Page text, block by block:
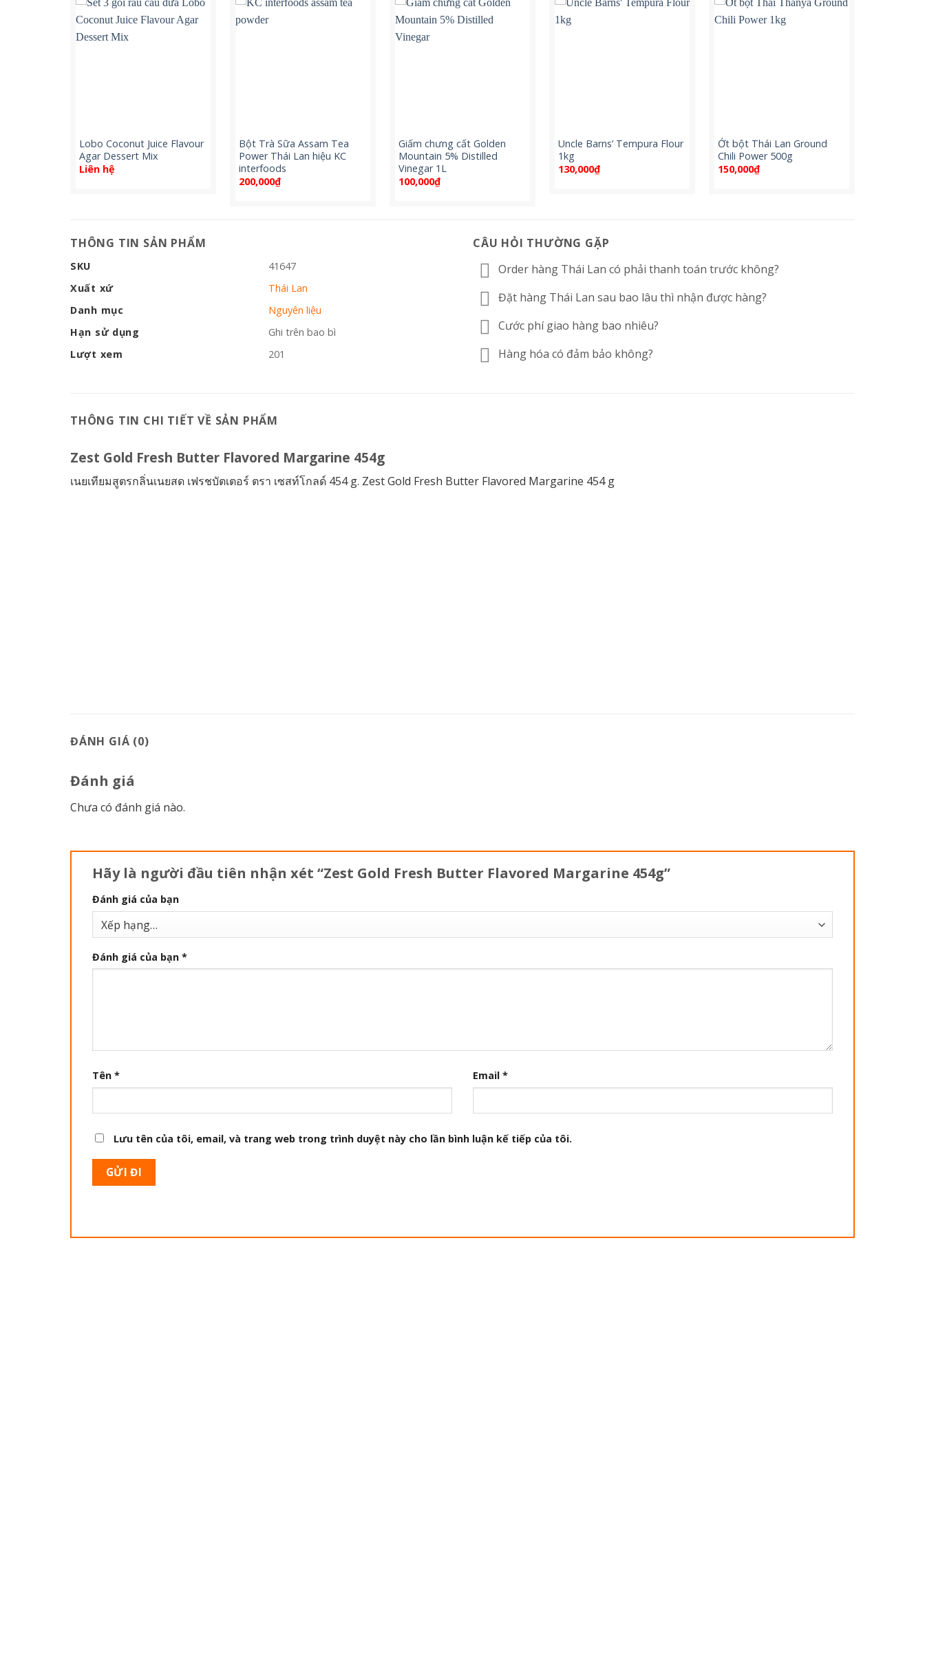
Lobo Coconut Juice Flavour
Agar Dessert Mix
Liên hệ
Bột Trà Sữa Assam Tea
Power Thái Lan hiệu KC
interfoods
200,000₫
Giấm chưng cất Golden
Mountain 5% Distilled
Vinegar 1L
100,000₫
Uncle Barns’ Tempura Flour
1kg
130,000₫
Ớt bột Thái Lan Ground
Chili Power 500g
150,000₫
THÔNG TIN SẢN PHẨM
SKU
41647
Xuất xứ
Thái Lan
Danh mục
Nguyên liệu
Hạn sử dụng
Ghi trên bao bì
Lượt xem
201
CÂU HỎI THƯỜNG GẶP
Order hàng Thái Lan có phải thanh toán trước không?
Đặt hàng Thái Lan sau bao lâu thì nhận được hàng?
Cước phí giao hàng bao nhiêu?
Hàng hóa có đảm bảo không?
THÔNG TIN CHI TIẾT VỀ SẢN PHẨM
Zest Gold Fresh Butter Flavored Margarine 454g
เนยเทียมสูตรกลิ่นเนยสด เฟรชบัตเตอร์ ตรา เซสท์โกลด์ 454 g. Zest Gold Fresh Butter Flavored Margarine 454 g
ĐÁNH GIÁ (0)
Đánh giá
Chưa có đánh giá nào.
Hãy là người đầu tiên nhận xét “Zest Gold Fresh Butter Flavored Margarine 454g”
Đánh giá của bạn
Đánh giá của bạn *
Tên * Email *
Lưu tên của tôi, email, và trang web trong trình duyệt này cho lần bình luận kế tiếp của tôi.